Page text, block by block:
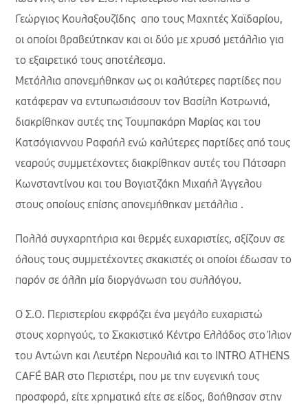
Γεώργιος Κουλαξουζίδης απο τους Μαχητές Χαϊδαρίου,
οι οποίοι βραβεύτηκαν και οι δύο με χρυσό μετάλλιο για
το εξαιρετικό τους αποτέλεσμα.
Μετάλλια απονεμήθηκαν ως οι καλύτερες παρτίδες που
κατάφεραν να εντυπωσιάσουν τον Βασίλη Κοτρωνιά,
διακρίθηκαν αυτές της Τουμπακάρη Μαρίας και του
Κατσόγιαννου Ραφαήλ ενώ καλύτερες παρτίδες από τους
νεαρούς συμμετέχοντες διακρίθηκαν αυτές του Πάτσαρη
Κωνσταντίνου και του Βογιατζάκη Μιχαήλ Άγγελου
στους οποίους επίσης απονεμήθηκαν μετάλλια .
Πολλά συγχαρητήρια και θερμές ευχαριστίες, αξίζουν σε
όλους τους συμμετέχοντες σκακιστές οι οποίοι έδωσαν το
παρόν σε άλλη μία διοργάνωση του συλλόγου.
Ο Σ.Ο. Περιστερίου εκφράζει ένα μεγάλο ευχαριστώ
στους χορηγούς, το Σκακιστικό Κέντρο Ελλάδος στο Ίλιον
του Αντώνη και Λευτέρη Νερουλιά και το INTRO ATHENS
CAFÉ BAR στο Περιστέρι, που με την ευγενική τους
προσφορά, είτε χρηματικά είτε σε είδος, βοήθησαν στην